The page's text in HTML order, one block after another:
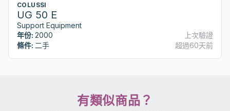
COLUSSI
UG 50 E
Support Equipment
年份: 2000
條件: 二手
上次驗證
超過60天前
有類似商品？